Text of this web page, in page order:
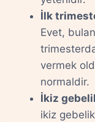
İlk
Evet,
vermek
normaldir.
İkiz
ikiz